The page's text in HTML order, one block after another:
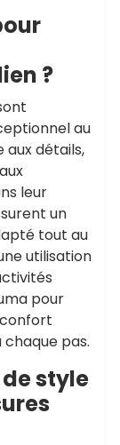
?
au
aux détails,
leur
un
tout au
utilisation
pour
pas.
style